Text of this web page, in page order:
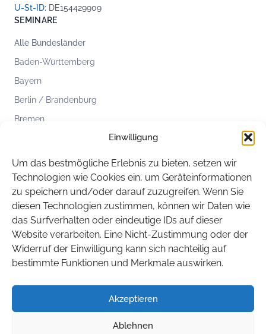
Einwilligung
Um das bestmögliche Erlebnis zu bieten, setzen wir
Technologien wie Cookies ein, um Geräteinformationen
zu speichern und/oder darauf zuzugreifen. Wenn Sie
diesen Technologien zustimmen, können wir Daten wie
das Surfverhalten oder eindeutige IDs auf dieser
Website verarbeiten. Eine Nicht-Zustimmung oder der
Widerruf der Einwilligung kann sich nachteilig auf
bestimmte Funktionen und Merkmale auswirken.
Akzeptieren
Ablehnen
U-St-ID: DE154429909
SEMINARE
Alle Bundesländer
Baden-Württemberg
Bayern
Berlin / Brandenburg
Bremen
Mecklenburg-Vorpommern
Niedersachsen
Nordrhein-Westfalen
Rheinland-Pfalz
Saarland